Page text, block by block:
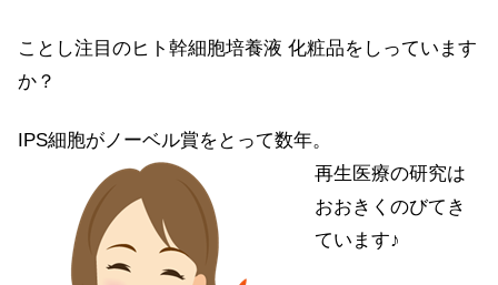
ことし注目のヒト幹細胞培養液 化粧品をしっています
か？
IPS細胞がノーベル賞をとって数年。
再生医療の研究は
おおきくのびてき
ています♪